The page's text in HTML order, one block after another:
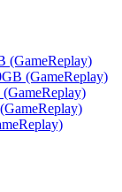
(GameReplay)
(GameReplay)